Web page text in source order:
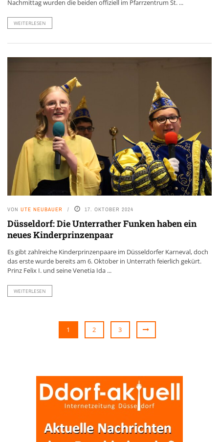
Nachmittag wurden die beiden offiziell im Pfarrzentrum St. ...
WEITERLESEN
VON UTE NEUBAUER 17. OKTOBER 2024
Düsseldorf: Die Unterrather Funken haben ein
neues Kinderprinzenpaar
Es gibt zahlreiche Kinderprinzenpaare im Düsseldorfer Karneval, doch
das erste wurde bereits am 6. Oktober in Unterrath feierlich gekürt.
Prinz Felix I. und seine Venetia Ida ...
WEITERLESEN
1 2 3